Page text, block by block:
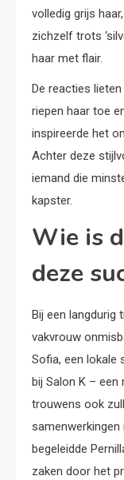
volledig grijs
zichzelf trots
haar met flair.
De reacties
riepen haar toe
inspireerde het
Achter deze
iemand die
kapster.
Wie is
deze
Bij een langdurig
vakvrouw
Sofia, een lokale
bij Salon K – een
trouwens ook
begeleidde
zaken door het